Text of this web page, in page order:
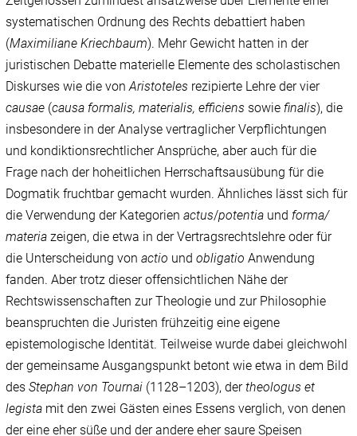
systematischen Ordnung des Rechts debattiert haben
(Maximiliane Kriechbaum). Mehr Gewicht hatten in der
juristischen Debatte materielle Elemente des scholastischen
Diskurses wie die vonAristoteles rezipierte Lehre der vier
causae (causa formalis, materialis, efficiens sowie finalis), die
insbesondere in der Analyse vertraglicher Verpflichtungen
und kondiktionsrechtlicher Ansprüche, aber auch für die
Frage nach der hoheitlichen Herrschaftsausübung für die
Dogmatik fruchtbar gemacht wurden. Ähnliches lässt sich für
die Verwendung der Kategorienactus/‌potentia und forma/‌
materiazeigen, die etwa in der Vertragsrechtslehre oder für
die Unterscheidung vonactio undobligatio Anwendung
fanden. Aber trotz dieser offensichtlichen Nähe der
Rechtswissenschaften zur Theologie und zur Philosophie
beanspruchten die Juristen frühzeitig eine eigene
epistemologische Identität. Teilweise wurde dabei gleichwohl
der gemeinsame Ausgangspunkt betont wie etwa in dem Bild
desStephan von Tournai (1128–1203), dertheologus et
legista mit den zwei Gästen eines Essens verglich, von denen
der eine eher süße und der andere eher saure Speisen